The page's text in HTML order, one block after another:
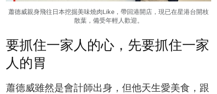
蕭德威親身飛往日本挖掘美味燒肉Like，帶回港開店，現已在星港台開枝
散葉，備受年輕人歡迎。
要抓住一家人的心，先要抓住一家
人的胃
蕭德威雖然是會計師出身，但他天生愛美食，跟